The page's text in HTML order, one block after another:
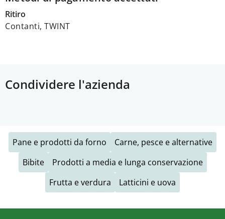
Ritiro
Contanti, TWINT
Condividere l'azienda
Pane e prodotti da forno
Carne, pesce e alternative
Bibite
Prodotti a media e lunga conservazione
Frutta e verdura
Latticini e uova